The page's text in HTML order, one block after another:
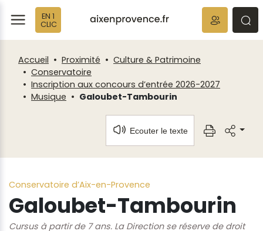
EN 1
CLIC
Accueil Proximité
Culture & Patrimoine
Conservatoire
Inscription aux concours d’entrée 2026-2027
Musique
Galoubet-Tambourin
Ecouter le texte
Conservatoire d’Aix-en-Provence
Galoubet-Tambourin
Cursus à partir de 7 ans. La Direction se réserve de droit
Fenêtre
de
chat
Panneau de gestion des cookies